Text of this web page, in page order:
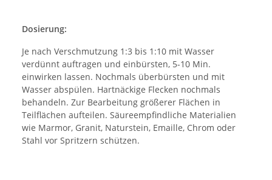
Dosierung:
Je nach Verschmutzung 1:3 bis 1:10 mit Wasser
verdünnt auftragen und einbürsten, 5-10 Min.
einwirken lassen. Nochmals überbürsten und mit
Wasser abspülen. Hartnäckige Flecken nochmals
behandeln. Zur Bearbeitung größerer Flächen in
Teilflächen aufteilen. Säureempfindliche Materialien
wie Marmor, Granit, Naturstein, Emaille, Chrom oder
Stahl vor Spritzern schützen.